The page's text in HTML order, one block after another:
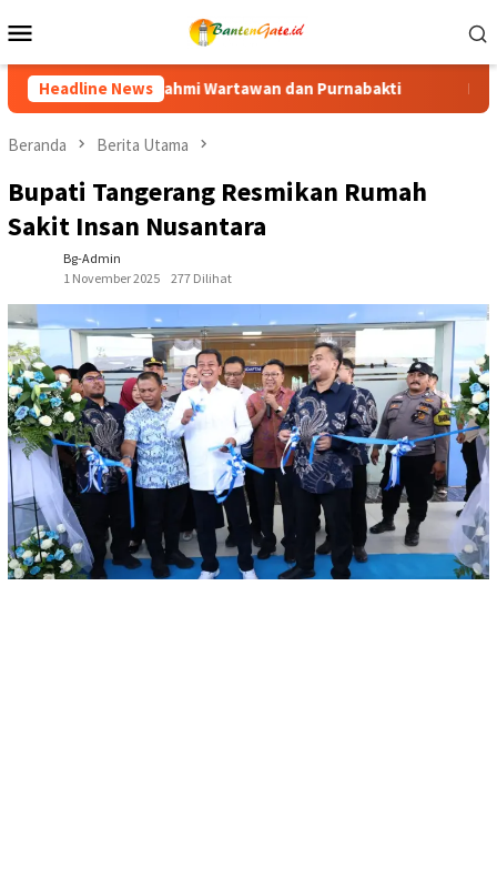
ke
Mobile
Headline News
Purnabakti Ratusan Purna Bhakti dan Warga Siap
Beranda Berita Utama
Bupati Tangerang Resmikan Rumah
Sakit Insan Nusantara
Bg-Admin
1 November 2025
277 Dilihat